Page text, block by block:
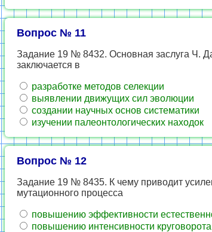
Вопрос № 11
Задание 19 № 8432. Основная заслуга Ч.
заключается в
разработке методов селекции
выявлении движущих сил эволюции
создании научных основ систематики
изучении палеонтологических находок
Вопрос № 12
Задание 19 № 8435. К чему приводит
мутационного процесса
повышению эффективности
повышению интенсивности